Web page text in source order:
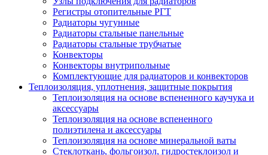
Регистры отопительные РГТ
Радиаторы чугунные
Радиаторы стальные панельные
Радиаторы стальные трубчатые
Конвекторы
Конвекторы внутрипольные
Комплектующие для радиаторов и конвекторов
Теплоизоляция, уплотнения, защитные покрытия
Теплоизоляция на основе вспененного каучука и
аксессуары
Теплоизоляция на основе вспененного
полиэтилена и аксессуары
Теплоизоляция на основе минеральной ваты
Стеклоткань, фольгоизол, гидростеклоизол и